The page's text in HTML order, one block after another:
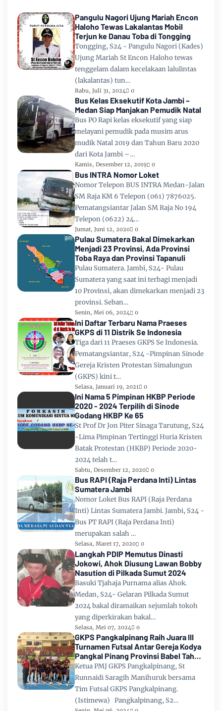
Pangulu Nagori Ujung Mariah Encon
Haloho Tewas Lakalantas Mobil
Terjun ke Danau Toba di Tongging
Tongging, S24 - Pangulu Nagori (Kades)
Ujung Mariah St Encon Haloho tewas
tenggelam dalam kecelakaan lalulintas
(lakalantas) tun…
Rabu, Juli 31, 2024 0
Bus Kelas Eksekutif Kota Jambi –
Medan Siap Manjakan Pemudik Natal
Bus PO Rapi kelas eksekutif yang siap
melayani pemudik pada musim arus
mudik Natal 2019 dan Tahun Baru 2020
dari Kota Jambi –…
Kamis, Desember 12, 2019 0
Bus INTRA Nomor Loket
Nomor Telepon BUS INTRA Medan-Jalan
SM Raja KM 6 Telepon (061) 7876025.
Pematangsiantar Jalan SM Raja No 194
Telepon (0622) 24…
Jumat, Juni 12, 2020 0
Pulau Sumatera Bakal Dimekarkan
Menjadi 23 Provinsi, Ada Provinsi
Toba Raya dan Provinsi Tapanuli
Pulau Sumatera. Jambi, S24- Pulau
Sumatera yang saat ini terbagi menjadi
10 Provinsi, akan dimekarkan menjadi 23
provinsi. Seban…
Senin, Mei 06, 2024 0
Ini Daftar Terbaru Nama Praeses
GKPS di 11 Distrik Se Indonesia
Tiga dari 11 Praeses GKPS Se Indonesia.
Pematangsiantar, S24 -Pimpinan Sinode
Gereja Kristen Protestan Simalungun
(GKPS) kini t…
Selasa, Januari 19, 2021 0
Ini Nama 5 Pimpinan HKBP Periode
2020 - 2024 Terpilih di Sinode
Godang HKBP Ke 65
St Prof Dr Jon Piter Sinaga Tarutung, S24
-Lima Pimpinan Tertinggi Huria Kristen
Batak Protestan (HKBP) Periode 2020-
2024 telah t…
Sabtu, Desember 12, 2020 0
Bus RAPI (Raja Perdana Inti) Lintas
Sumatera Jambi
Nomor Loket Bus RAPI (Raja Perdana
Inti) Lintas Sumatera Jambi. Jambi, S24 -
Bus PT RAPI (Raja Perdana Inti)
merupakan salah …
Selasa, Maret 17, 2020 0
Langkah PDIP Memutus Dinasti
Jokowi, Ahok Diusung Lawan Bobby
Nasution di Pilkada Sumut 2024
Basuki Tjahaja Purnama alias Ahok.
Medan, S24- Gelaran Pilkada Sumut
2024 bakal diramaikan sejumlah tokoh
yang diperkirakan bakal…
Selasa, Mei 07, 2024 0
GKPS Pangkalpinang Raih Juara III
Turnamen Futsal Antar Gereja Kodya
Pangkal Pinang Provinsi Babel Tahun
2024
Ketua PMJ GKPS Pangkalpinang, St
Runnaidi Saragih Manihuruk bersama
Tim Futsal GKPS Pangkalpinang.
(Istimewa) Pangkalpinang, S2…